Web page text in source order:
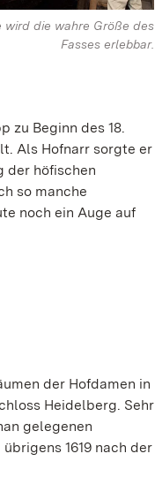
wird die wahre Größe des
Fasses erlebbar.
zu Beginn des 18.
Als Hofnarr sorgte er
der höfischen
so manche
noch ein Auge auf
der Hofdamen in
Heidelberg. Sehr
gelegenen
1619 nach der